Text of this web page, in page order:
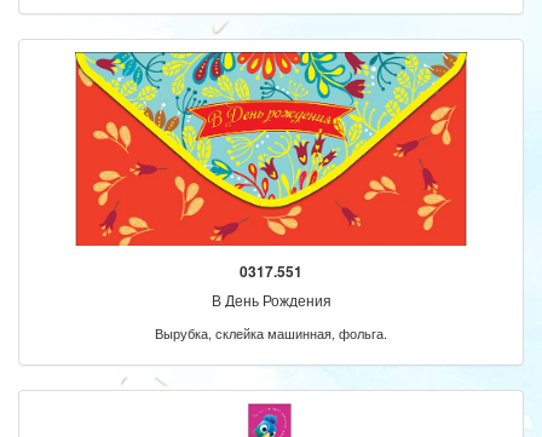
0317.551
В День Рождения
Вырубка, склейка машинная, фольга.